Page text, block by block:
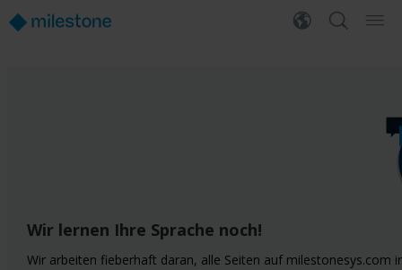
Wir lernen Ihre Sprache noch!
Wir arbeiten fieberhaft daran, alle Seiten auf milestonesys.com